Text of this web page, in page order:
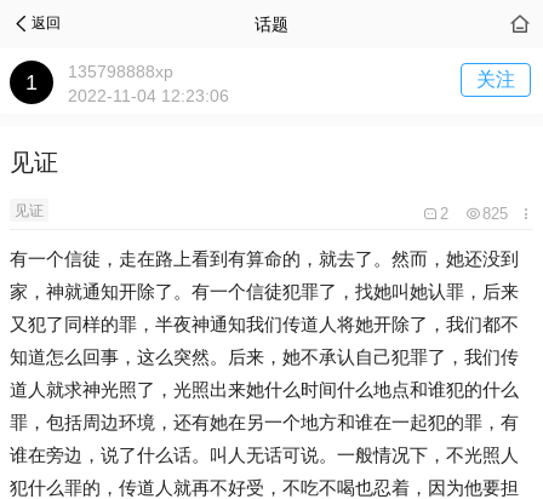
返回 话题
135798888xp
2022-11-04 12:23:06
关注
见证
见证 2 825
有一个信徒，走在路上看到有算命的，就去了。然而，她还没到
家，神就通知开除了。有一个信徒犯罪了，找她叫她认罪，后来
又犯了同样的罪，半夜神通知我们传道人将她开除了，我们都不
知道怎么回事，这么突然。后来，她不承认自己犯罪了，我们传
道人就求神光照了，光照出来她什么时间什么地点和谁犯的什么
罪，包括周边环境，还有她在另一个地方和谁在一起犯的罪，有
谁在旁边，说了什么话。叫人无话可说。一般情况下，不光照人
犯什么罪的，传道人就再不好受，不吃不喝也忍着，因为他要担